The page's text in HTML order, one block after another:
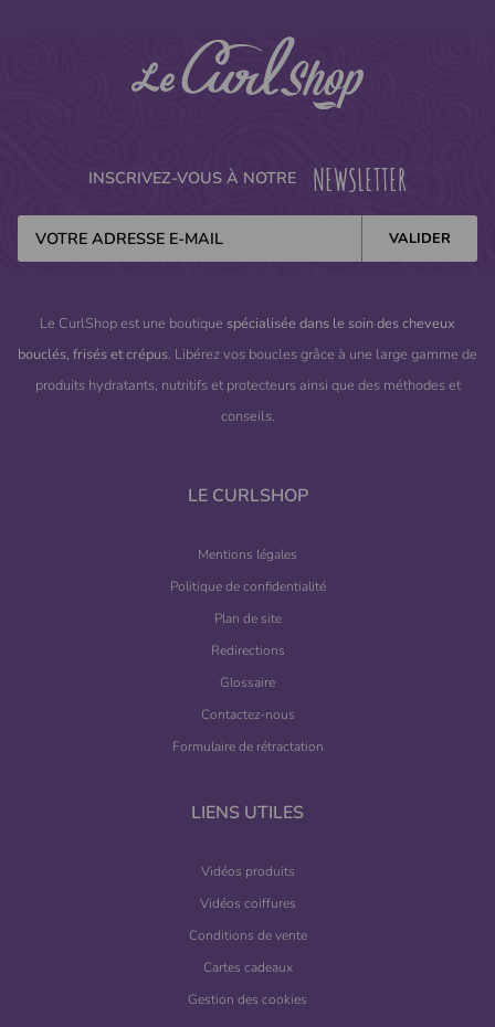
INSCRIVEZ-VOUS À NOTRE NEWSLETTER
Le CurlShop est une boutique spécialisée dans le soin des cheveux
bouclés, frisés et crépus. Libérez vos boucles grâce à une large gamme de
produits hydratants, nutritifs et protecteurs ainsi que des méthodes et
conseils.
LE CURLSHOP
Mentions légales
Politique de confidentialité
Plan de site
Redirections
Glossaire
Contactez-nous
Formulaire de rétractation
LIENS UTILES
Vidéos produits
Vidéos coiffures
Conditions de vente
Cartes cadeaux
Gestion des cookies